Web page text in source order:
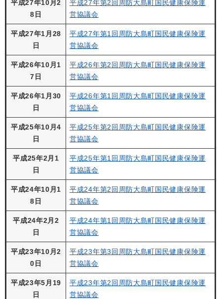
平成27年10月2
8日
平成27年第2回周防大島町国民健康保険運
営協議会
平成27年1月28
日
平成27年第1回周防大島町国民健康保険運
営協議会
平成26年10月1
7日
平成26年第2回周防大島町国民健康保険運
営協議会
平成26年1月30
日
平成26年第1回周防大島町国民健康保険運
営協議会
平成25年10月4
日
平成25年第2回周防大島町国民健康保険運
営協議会
平成25年2月1
日
平成25年第1回周防大島町国民健康保険運
営協議会
平成24年10月1
8日
平成24年第2回周防大島町国民健康保険運
営協議会
平成24年2月2
日
平成24年第1回周防大島町国民健康保険運
営協議会
平成23年10月2
0日
平成23年第3回周防大島町国民健康保険運
営協議会
平成23年5月19
日
平成23年第2回周防大島町国民健康保険運
営協議会